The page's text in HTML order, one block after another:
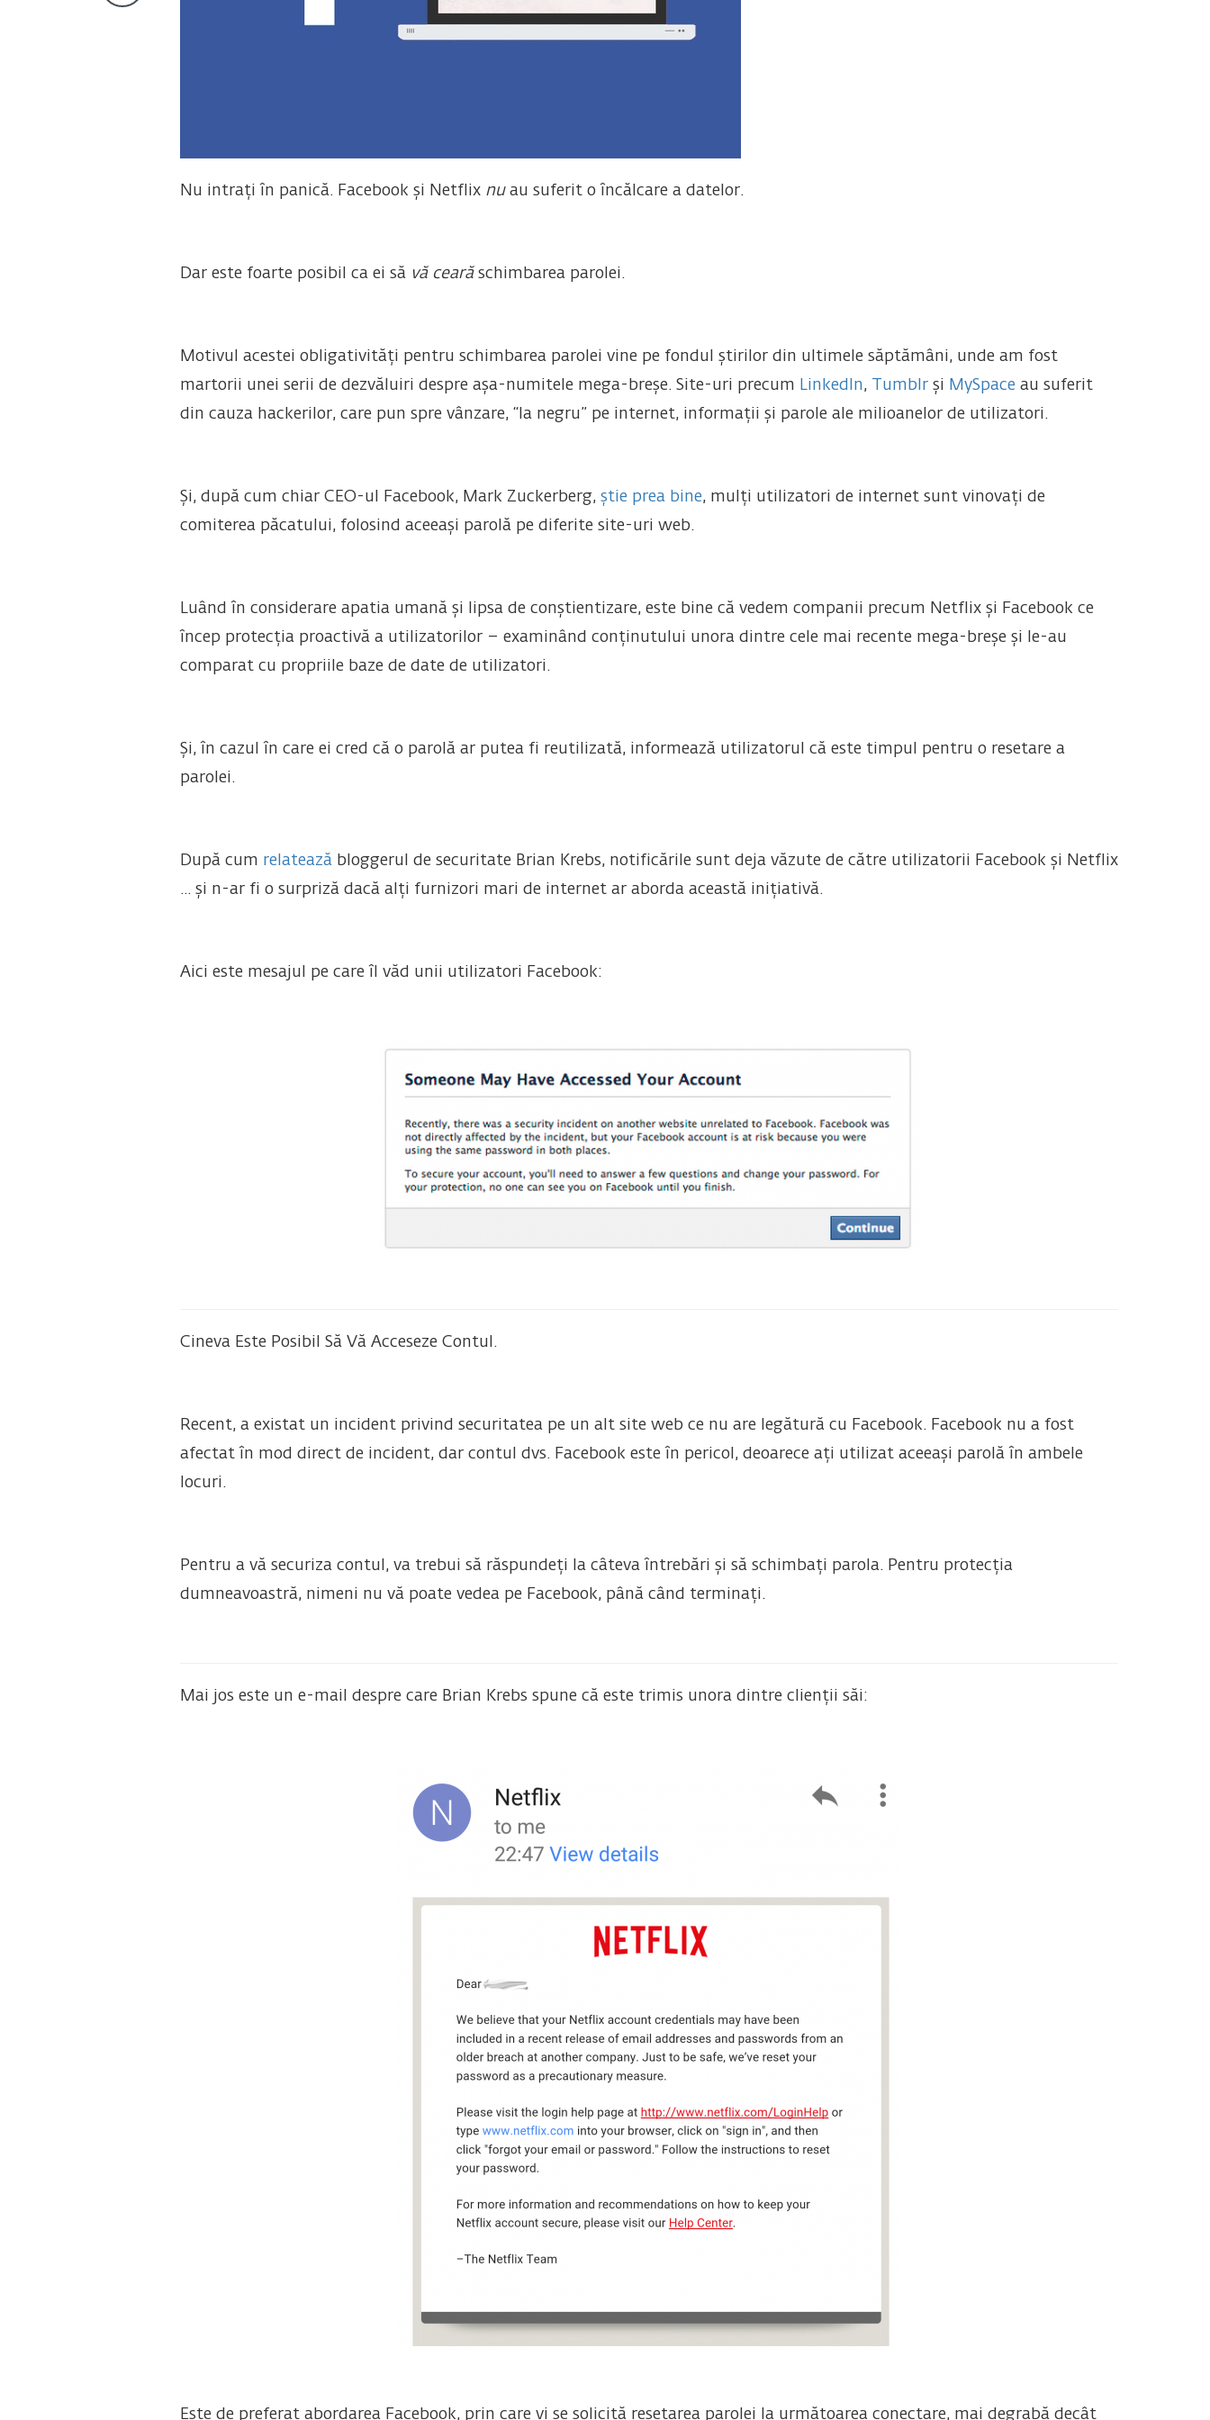
Nu intrați în panică. Facebook și Netflix nuau suferit o încălcare a datelor.
Dar este foarte posibil ca ei să vă cearăschimbarea parolei.
Motivul acestei obligativități pentru schimbarea parolei vine pe fondul știrilor din ultimele săptămâni, unde am fost
martorii unei serii de dezvăluiri despre așa-numitele mega-breșe. Site-uri precum LinkedIn, Tumblrși MySpaceau suferit
din cauza hackerilor, care pun spre vânzare, “la negru” pe internet, informații și parole ale milioanelor de utilizatori.
Și, după cum chiar CEO-ul Facebook, Mark Zuckerberg, știe prea bine, mulți utilizatori de internet sunt vinovați de
comiterea păcatului, folosind aceeași parolă pe diferite site-uri web.
Luând în considerare apatia umană și lipsa de conștientizare, este bine că vedem companii precum Netflix și Facebook ce
încep protecția proactivă a utilizatorilor – examinând conținutului unora dintre cele mai recente mega-breșe și le-au
comparat cu propriile baze de date de utilizatori.
Și, în cazul în care ei cred că o parolă ar putea fi reutilizată, informează utilizatorul că este timpul pentru o resetare a
parolei.
După cum relateazăbloggerul de securitate Brian Krebs, notificările sunt deja văzute de către utilizatorii Facebook și Netflix
... și n-ar fi o surpriză dacă alți furnizori mari de internet ar aborda această inițiativă.
Aici este mesajul pe care îl văd unii utilizatori Facebook:
Cineva Este Posibil Să Vă Acceseze Contul.
Recent, a existat un incident privind securitatea pe un alt site web ce nu are legătură cu Facebook. Facebook nu a fost
afectat în mod direct de incident, dar contul dvs. Facebook este în pericol, deoarece ați utilizat aceeași parolă în ambele
locuri.
Pentru a vă securiza contul, va trebui să răspundeți la câteva întrebări și să schimbați parola. Pentru protecția
dumneavoastră, nimeni nu vă poate vedea pe Facebook, până când terminați.
Mai jos este un e-mail despre care Brian Krebs spune că este trimis unora dintre clienții săi:
Este de preferat abordarea Facebook, prin care vi se solicită resetarea parolei la următoarea conectare, mai degrabă decât